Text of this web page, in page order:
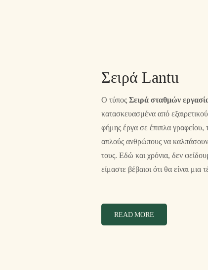
Σειρά Lantu
Ο τύποςΣειρά σταθμών
κατασκευασμένα από
φήμης έργα σε έπιπλα γραφείου,
απλούς ανθρώπους να καλπάσουν
τους. Εδώ και χρόνια, δεν
είμαστε βέβαιοι ότι θα είναι
READ MORE